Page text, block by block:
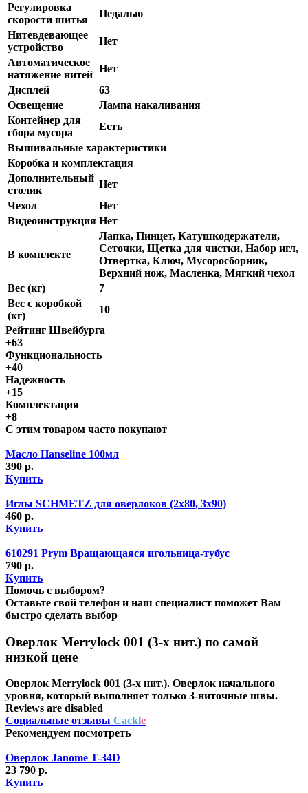
Регулировка
скорости шитья
Педалью
Нитевдевающее
устройство
Нет
Автоматическое
натяжение нитей
Нет
Дисплей
63
Освещение
Лампа накаливания
Контейнер для
сбора мусора
Есть
Вышивальные характеристики
Коробка и комплектация
Дополнительный
столик
Нет
Чехол
Нет
Видеоинструкция Нет
В комплекте
Лапка, Пинцет, Катушкодержатели,
Сеточки, Щетка для чистки, Набор игл,
Отвертка, Ключ, Мусоросборник,
Верхний нож, Масленка, Мягкий чехол
Вес (кг)
7
Вес с коробкой
(кг)
10
Рейтинг Швейбурга
+63
Функциональность
+40
Надежность
+15
Комплектация
+8
С этим товаром часто покупают
Масло Hanseline 100мл
390 р.
Купить
Иглы SCHMETZ для оверлоков (2х80, 3х90)
460 р.
Купить
610291 Prym Вращающаяся игольница-тубус
790 р.
Купить
Помочь с выбором?
Оставьте свой телефон и наш специалист поможет Вам
быстро сделать выбор
Оверлок Merrylock 001 (3-х нит.) по самой
низкой цене
Оверлок Merrylock 001 (3-х нит.). Оверлок начального
уровня, который выполняет только 3-ниточные швы.
Reviews are disabled
Социальные отзывы Cackle
Рекомендуем посмотреть
Оверлок Janome T-34D
23 790 р.
Купить